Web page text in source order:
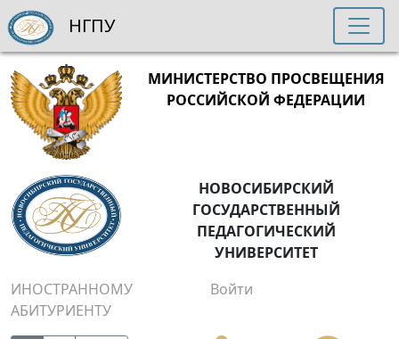
МИНИСТЕРСТВО ПРОСВЕЩЕНИЯ
РОССИЙСКОЙ ФЕДЕРАЦИИ
НОВОСИБИРСКИЙ
ГОСУДАРСТВЕННЫЙ
ПЕДАГОГИЧЕСКИЙ
УНИВЕРСИТЕТ
ИНОСТРАННОМУ
АБИТУРИЕНТУ
Войти
НГПУ